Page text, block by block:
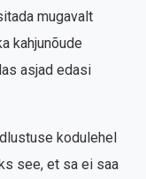
mugavalt
kahjunõude
asjad edasi
kodulehel
see, et sa ei saa